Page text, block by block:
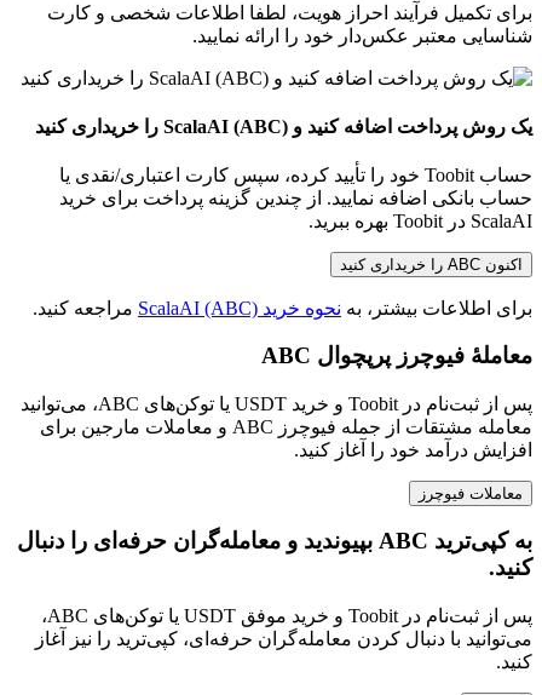
برای تکمیل فرآیند احراز هویت، لطفا اطلاعات شخصی و کارت
شناسایی معتبر عکس‌دار خود را ارائه نمایید.
یک روش پرداخت اضافه کنید و ScalaAI (ABC) را خریداری کنید
حساب Toobit خود را تأیید کرده، سپس کارت اعتباری/نقدی یا
حساب بانکی اضافه نمایید. از چندین گزینه پرداخت برای خرید
ScalaAI در Toobit بهره ببرید.
اکنون ABC را خریداری کنید
برای اطلاعات بیشتر، به نحوه خرید ScalaAI (ABC) مراجعه کنید.
معاملهٔ فیوچرز پرپچوال ABC
پس از ثبت‌نام در Toobit و خرید USDT یا توکن‌های ABC، می‌توانید
معامله مشتقات از جمله فیوچرز ABC و معاملات مارجین برای
افزایش درآمد خود را آغاز کنید.
معاملات فیوچرز
به کپی‌ترید ABC بپیوندید و معامله‌گران حرفه‌ای را دنبال
کنید.
پس از ثبت‌نام در Toobit و خرید موفق USDT یا توکن‌های ABC،
می‌توانید با دنبال کردن معامله‌گران حرفه‌ای، کپی‌ترید را نیز آغاز
کنید.